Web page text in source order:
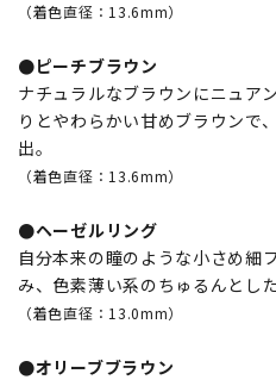
（着色直径：13.6mm）
●ピーチブラウン
ナチュラルなブラウンにニュア
りとやわらかい甘めブラウンで
出。
（着色直径：13.6mm）
●ヘーゼルリング
自分本来の瞳のような小さめ細
み、色素薄い系のちゅるんとし
（着色直径：13.0mm）
●オリーブブラウン